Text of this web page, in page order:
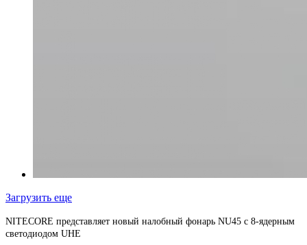
Загрузить еще
NITECORE представляет новый налобный фонарь NU45 с 8-ядерным
светодиодом UHE